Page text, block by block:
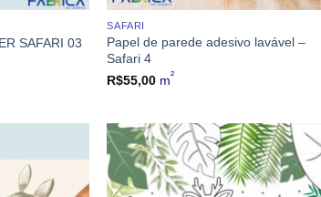
SAFARI 03
SAFARI
Papel de parede adesivo lavável –
Safari 4
R$55,00 m²